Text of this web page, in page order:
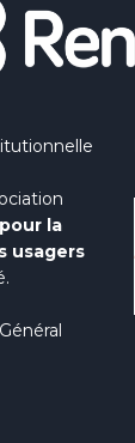
la
usagers